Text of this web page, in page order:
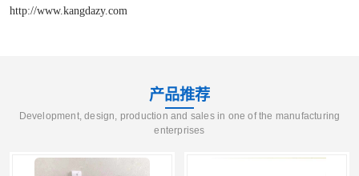
http://www.kangdazy.com
产品推荐
Development, design, production and sales in one of the manufacturing
enterprises